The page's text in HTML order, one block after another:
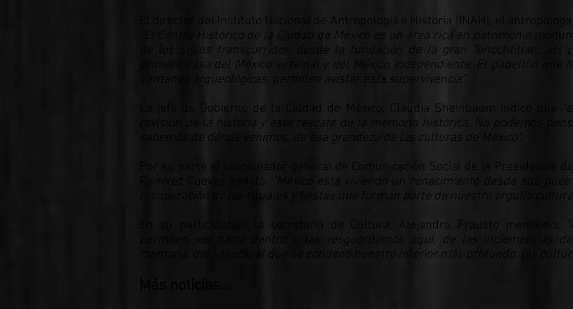
El director del Instituto Nacional de Antropología e Historia (INAH), el antropólogo
“El Centro Histórico de la Ciudad de México es un área rica en patrimonio
de los siglos transcurridos desde la fundación de la gran Tenochtitlan, así
primera casa del México virreinal y del México independiente. El pabellón que
Ventanas arqueológicas, permiten avistar esta supervivencia”.
La jefa de Gobierno de la Ciudad de México, Claudia Sheinbaum indicó que
revisión de la historia y este rescate de la memoria histórica. No podemos
sabemos de dónde venimos, de esa grandeza de las culturas de México”.
Por su parte el coordinador general de Comunicación Social de la Presidencia
Ramírez Cuevas señaló:
“México está viviendo un renacimiento desde sus
recuperación de los rituales y fiestas que forman parte de nuestro orgullo cultura
En su participación la secretaria de Cultura, Alejandra Frausto mencionó:
permiten ver hacia dentro y las resguardamos aquí, de las inclemencias
memoria, del silencio al que se condenó nuestro interior más profundo: las